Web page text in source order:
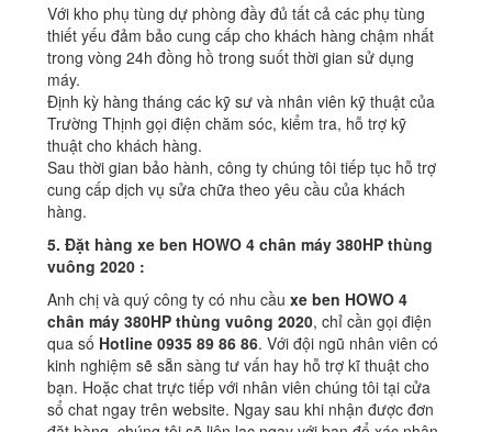
Với kho phụ tùng dự phòng đầy đủ tất cả các phụ tùng
thiết yếu đảm bảo cung cấp cho khách hàng chậm nhất
trong vòng 24h đồng hồ trong suốt thời gian sử dụng
máy.
Định kỳ hàng tháng các kỹ sư và nhân viên kỹ thuật của
Trường Thịnh gọi điện chăm sóc, kiểm tra, hỗ trợ kỹ
thuật cho khách hàng.
Sau thời gian bảo hành, công ty chúng tôi tiếp tục hỗ trợ
cung cấp dịch vụ sửa chữa theo yêu cầu của khách
hàng.
5. Đặt hàng xe ben HOWO 4 chân máy 380HP thùng
vuông 2020 :
Anh chị và quý công ty có nhu cầu xe ben HOWO 4
chân máy 380HP thùng vuông 2020, chỉ cần gọi điện
qua số Hotline 0935 89 86 86. Với đội ngũ nhân viên có
kinh nghiệm sẽ sẵn sàng tư vấn hay hỗ trợ kĩ thuật cho
bạn. Hoặc chat trực tiếp với nhân viên chúng tôi tại cửa
sổ chat ngay trên website. Ngay sau khi nhận được đơn